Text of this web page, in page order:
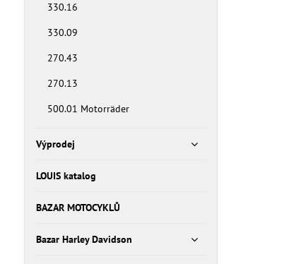
330.16
330.09
270.43
270.13
500.01 Motorräder
Výprodej
LOUIS katalog
BAZAR MOTOCYKLŮ
Bazar Harley Davidson